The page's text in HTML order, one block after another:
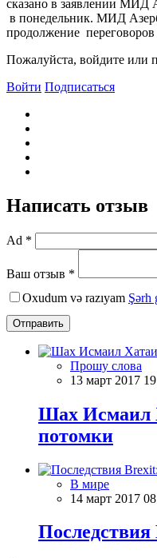
сказано в заявлении МИД
в понедельник. МИД
продолжение
Пожалуйста, войдите или
Войти Подписаться
Написать отзыв
Ad *
Ваш отзыв *
Oxudum və razıyam Şərh
Отправить
Прошу слова
13 март 2017
Шах Исмаил
потомки
В мире
14 март 2017